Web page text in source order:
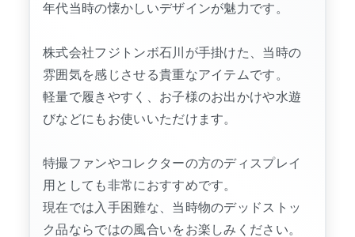
年代当時の懐かしいデザインが魅力です。
株式会社フジトンボ石川が手掛けた、当時の
雰囲気を感じさせる貴重なアイテムです。
軽量で履きやすく、お子様のお出かけや水遊
びなどにもお使いいただけます。
特撮ファンやコレクターの方のディスプレイ
用としても非常におすすめです。
現在では入手困難な、当時物のデッドストッ
ク品ならではの風合いをお楽しみください。